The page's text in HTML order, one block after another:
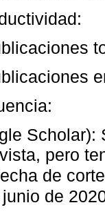
pero
de
de